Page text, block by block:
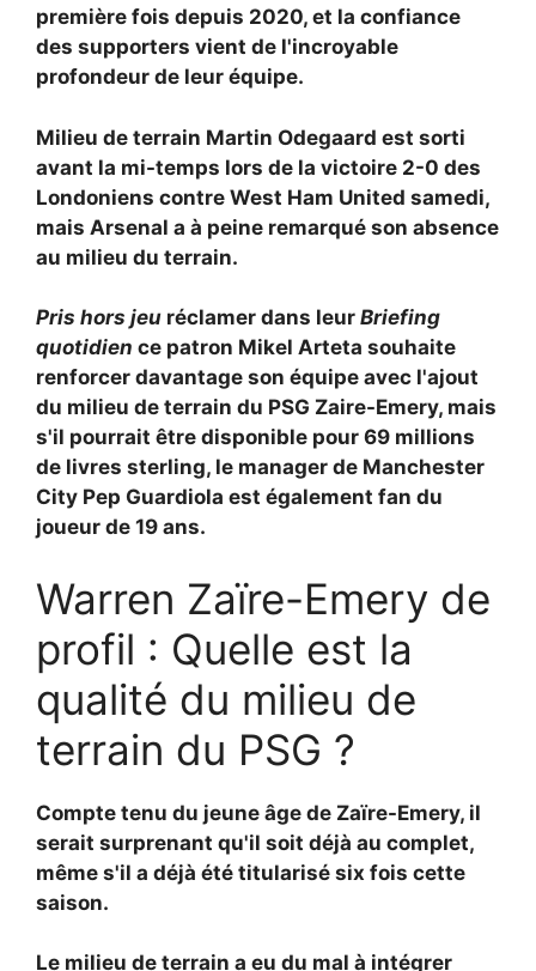
première fois depuis 2020, et la confiance
des supporters vient de l'incroyable
profondeur de leur équipe.
Milieu de terrain Martin Odegaard est sorti
avant la mi-temps lors de la victoire 2-0 des
Londoniens contre West Ham United samedi,
mais Arsenal a à peine remarqué son absence
au milieu du terrain.
Pris hors jeu réclamer dans leur Briefing
quotidien ce patron Mikel Arteta souhaite
renforcer davantage son équipe avec l'ajout
du milieu de terrain du PSG Zaire-Emery, mais
s'il pourrait être disponible pour 69 millions
de livres sterling, le manager de Manchester
City Pep Guardiola est également fan du
joueur de 19 ans.
Warren Zaïre-Emery de
profil : Quelle est la
qualité du milieu de
terrain du PSG ?
Compte tenu du jeune âge de Zaïre-Emery, il
serait surprenant qu'il soit déjà au complet,
même s'il a déjà été titularisé six fois cette
saison.
Le milieu de terrain a eu du mal à intégrer